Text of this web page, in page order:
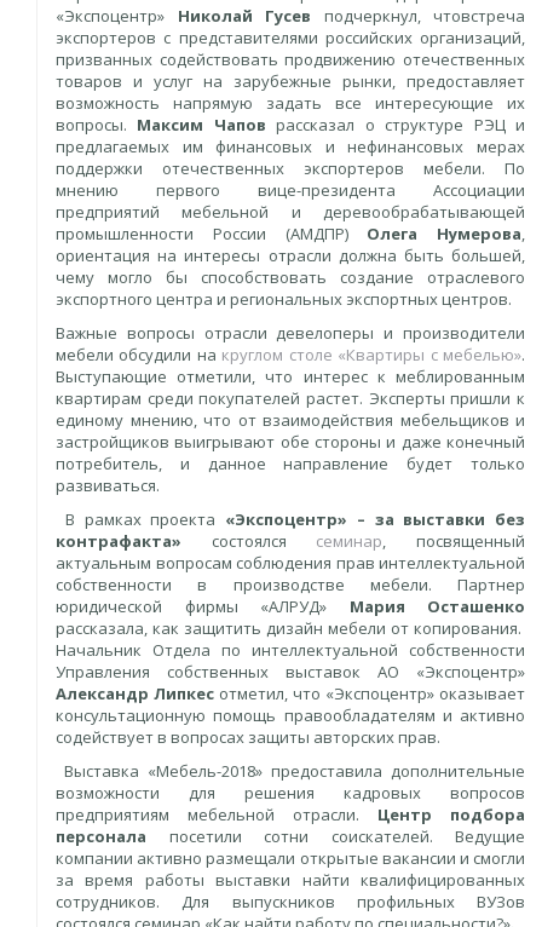
«Экспоцентр» Николай Гусев подчеркнул, чтовстреча
экспортеров с представителями российских организаций,
призванных содействовать продвижению отечественных
товаров и услуг на зарубежные рынки, предоставляет
возможность напрямую задать все интересующие их
вопросы. Максим Чаповрассказал о структуре РЭЦ и
предлагаемых им финансовых и нефинансовых мерах
поддержки отечественных экспортеров мебели. По
мнению первого вице-президента Ассоциации
предприятий мебельной и деревообрабатывающей
промышленности России (АМДПР) Олега Нумерова,
ориентация на интересы отрасли должна быть большей,
чему могло бы способствовать создание отраслевого
экспортного центра и региональных экспортных центров.
Важные вопросы отрасли девелоперы и производители
мебели обсудили на круглом столе «Квартиры с мебелью».
Выступающие отметили, что интерес к меблированным
квартирам среди покупателей растет. Эксперты пришли к
единому мнению, что от взаимодействия мебельщиков и
застройщиков выигрывают обе стороны и даже конечный
потребитель, и данное направление будет только
развиваться.
В рамках проекта «Экспоцентр» – за выставки без
контрафакта» состоялся семинар, посвященный
актуальным вопросам соблюдения прав интеллектуальной
собственности в производстве мебели. Партнер
юридической фирмы «АЛРУД» Мария Осташенко
рассказала, как защитить дизайн мебели от копирования.
Начальник Отдела по интеллектуальной собственности
Управления собственных выставок АО «Экспоцентр»
Александр Липкес отметил, что «Экспоцентр» оказывает
консультационную помощь правообладателям и активно
содействует в вопросах защиты авторских прав.
Выставка «Мебель-2018» предоставила дополнительные
возможности для решения кадровых вопросов
предприятиям мебельной отрасли. Центр подбора
персонала посетили сотни соискателей. Ведущие
компании активно размещали открытые вакансии и смогли
за время работы выставки найти квалифицированных
сотрудников. Для выпускников профильных ВУЗов